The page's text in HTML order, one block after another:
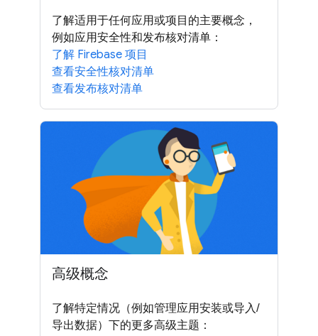
了解适用于任何应用或项目的主要概念，
例如应用安全性和发布核对清单：
了解 Firebase 项目
查看安全性核对清单
查看发布核对清单
高级概念
了解特定情况（例如管理应用安装或导入/
导出数据）下的更多高级主题：